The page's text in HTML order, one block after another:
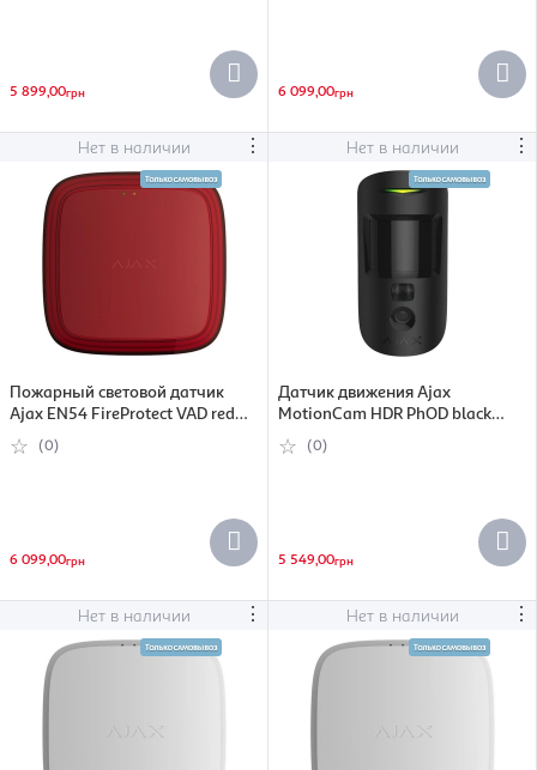
5 899,00грн 6 099,00грн
Нет в наличии ⋮
Пожарный световой датчик
Ajax EN54 FireProtect VAD red
(000057171)
(0)
6 099,00грн
Нет в наличии ⋮
Датчик движения Ajax
MotionCam HDR PhOD black
(000053985)
(0)
5 549,00грн
Нет в наличии ⋮ Нет в наличии ⋮